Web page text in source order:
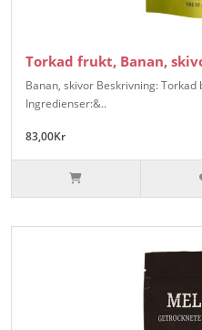
Torkad frukt, Banan,
Banan, skivor Beskrivning:
Ingredienser:&..
83,00Kr